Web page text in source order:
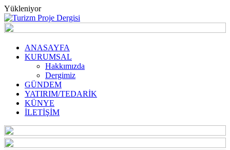
Yükleniyor
ANASAYFA
KURUMSAL
Hakkımızda
Dergimiz
GÜNDEM
YATIRIM/TEDARİK
KÜNYE
İLETİŞİM